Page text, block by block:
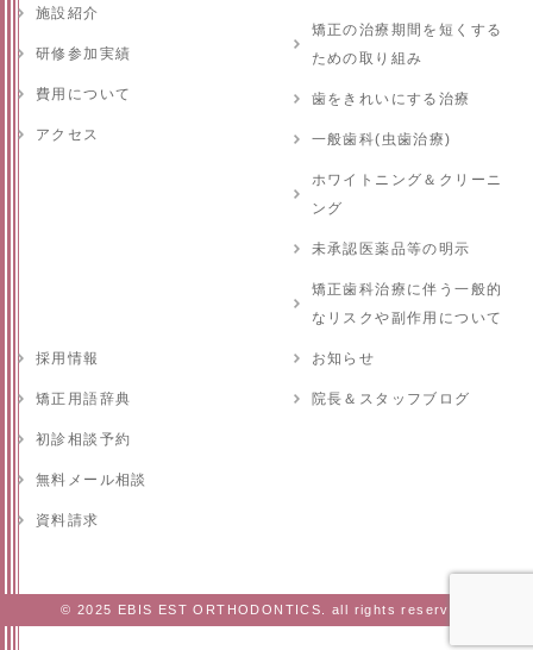
施設紹介
研修参加実績
費用について
アクセス
矯正の治療期間を短くする
ための取り組み
歯をきれいにする治療
一般歯科(虫歯治療)
ホワイトニング＆クリーニ
ング
未承認医薬品等の明示
矯正歯科治療に伴う一般的
なリスクや副作用について
採用情報
矯正用語辞典
初診相談予約
無料メール相談
資料請求
お知らせ
院長＆スタッフブログ
© 2025 EBIS EST ORTHODONTICS. all rights reserved.